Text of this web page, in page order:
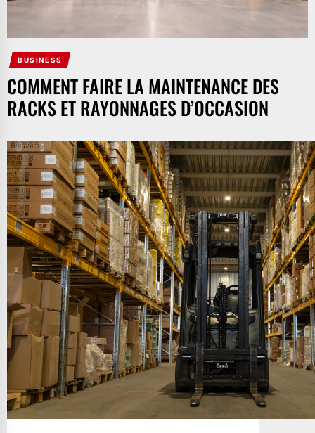
BUSINESS
COMMENT FAIRE LA MAINTENANCE DES
RACKS ET RAYONNAGES D’OCCASION